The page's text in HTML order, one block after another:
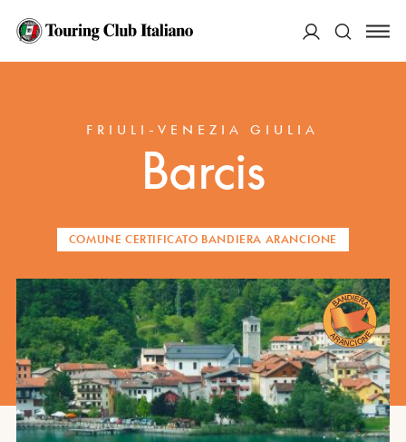
HOME
FRIULI-VENEZIA GIULIA
Barcis
COMUNE CERTIFICATO BANDIERA ARANCIONE